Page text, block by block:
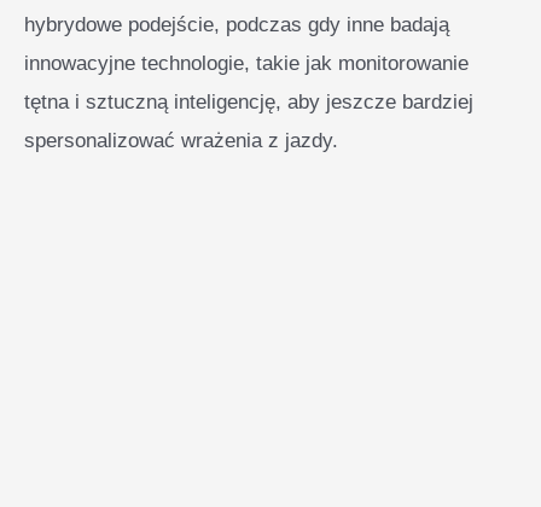
hybrydowe podejście, podczas gdy inne badają
innowacyjne technologie, takie jak monitorowanie
tętna i sztuczną inteligencję, aby jeszcze bardziej
spersonalizować wrażenia z jazdy.